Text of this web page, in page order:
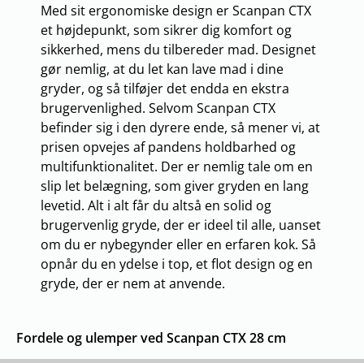
Med sit ergonomiske design er Scanpan CTX
et højdepunkt, som sikrer dig komfort og
sikkerhed, mens du tilbereder mad. Designet
gør nemlig, at du let kan lave mad i dine
gryder, og så tilføjer det endda en ekstra
brugervenlighed. Selvom Scanpan CTX
befinder sig i den dyrere ende, så mener vi, at
prisen opvejes af pandens holdbarhed og
multifunktionalitet. Der er nemlig tale om en
slip let belægning, som giver gryden en lang
levetid. Alt i alt får du altså en solid og
brugervenlig gryde, der er ideel til alle, uanset
om du er nybegynder eller en erfaren kok. Så
opnår du en ydelse i top, et flot design og en
gryde, der er nem at anvende.
Fordele og ulemper ved Scanpan CTX 28 cm